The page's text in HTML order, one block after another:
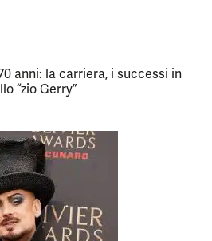
anni: la carriera, i successi in
“zio Gerry”